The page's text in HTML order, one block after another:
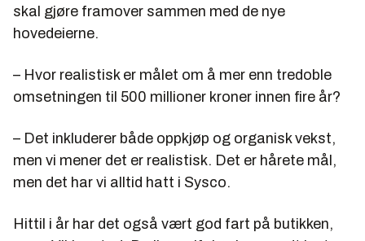
skal gjøre framover sammen med de nye
hovedeierne.
– Hvor realistisk er målet om å mer enn tredoble
omsetningen til 500 millioner kroner innen fire år?
– Det inkluderer både oppkjøp og organisk vekst,
men vi mener det er realistisk. Det er hårete mål,
men det har vi alltid hatt i Sysco.
Hittil i år har det også vært god fart på butikken,